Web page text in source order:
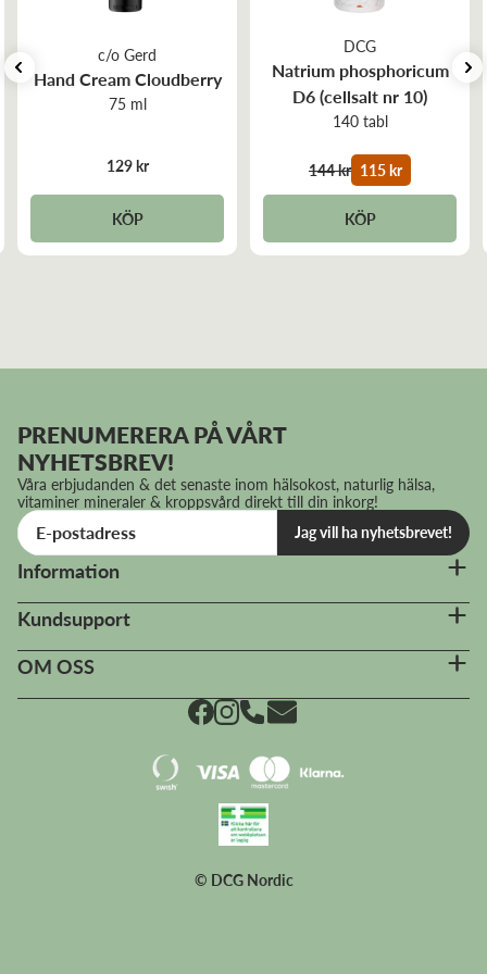
c/o Gerd
Hand Cream Cloudberry
75 ml
129 kr
KÖP
DCG
Natrium phosphoricum
D6 (cellsalt nr 10)
140 tabl
144 kr 115 kr
KÖP
PRENUMERERA PÅ VÅRT
NYHETSBREV!
Våra erbjudanden & det senaste inom hälsokost, naturlig hälsa,
vitaminer mineraler & kroppsvård direkt till din inkorg!
Jag vill ha nyhetsbrevet!
Information
Kundsupport
OM OSS
© DCG Nordic